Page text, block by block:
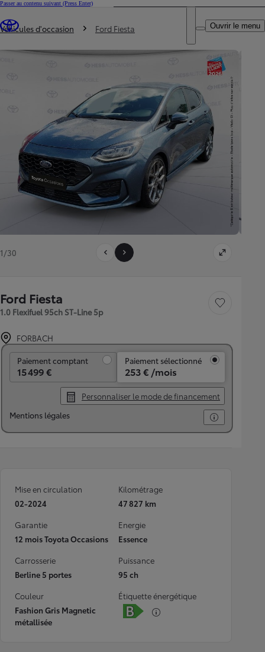
Passer au contenu suivant (Press Enter)
Trouvez un partenaire Toyota
DEALER NAME
Ouvrir le menu
Vous êtes ici
Véhicules d'occasion Ford Fiesta
1/30
Ford Fiesta
1.0 Flexifuel 95ch ST-Line 5p
Sauvegarder le
FORBACH
Paiement comptant
15 499 €
Paiement sélectionné
253 € /mois
Personnaliser le mode de financement
Mentions légales
Mise en circulation
02-2024
Kilométrage
47 827 km
Garantie
12 mois Toyota Occasions
Energie
Essence
Carrosserie
Berline 5 portes
Puissance
95 ch
Couleur
Fashion Gris Magnetic
métallisée
Étiquette énergétique